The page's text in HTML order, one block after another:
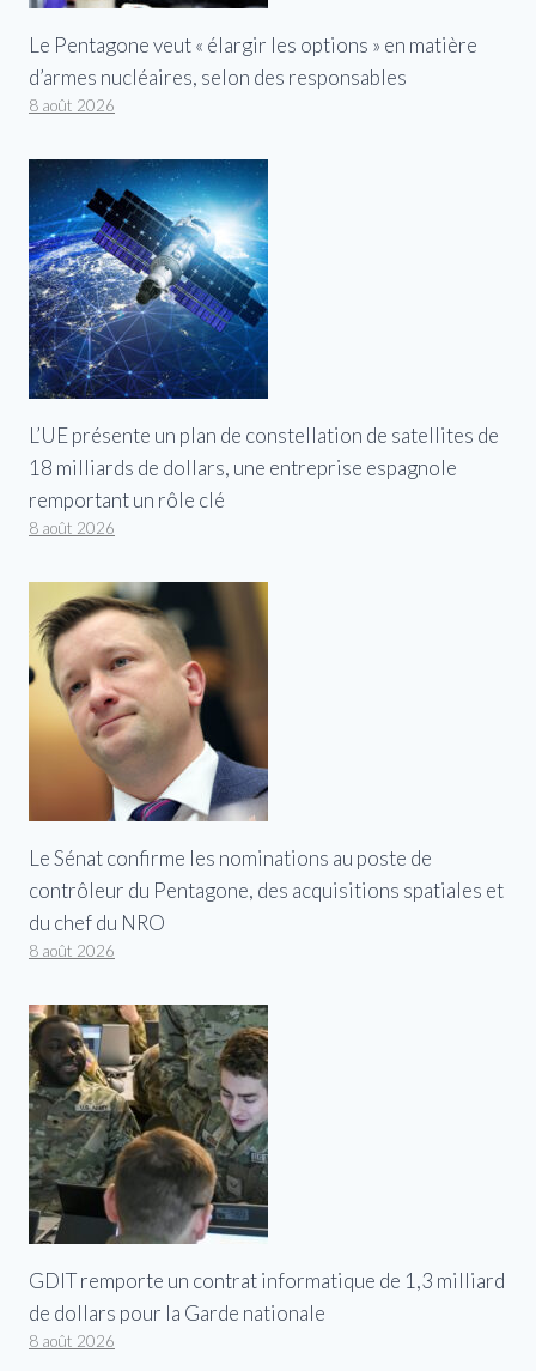
Le Pentagone veut « élargir les options » en matière
d’armes nucléaires, selon des responsables
8 août 2026
L’UE présente un plan de constellation de satellites de
18 milliards de dollars, une entreprise espagnole
remportant un rôle clé
8 août 2026
Le Sénat confirme les nominations au poste de
contrôleur du Pentagone, des acquisitions spatiales et
du chef du NRO
8 août 2026
GDIT remporte un contrat informatique de 1,3 milliard
de dollars pour la Garde nationale
8 août 2026